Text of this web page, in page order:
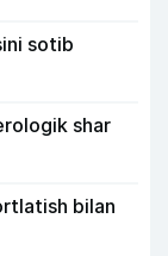
sotib
shar
bilan